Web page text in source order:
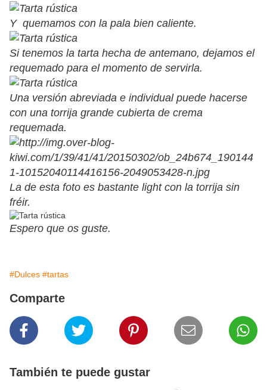
Y quemamos con la pala bien caliente.
Si tenemos la tarta hecha de antemano, dejamos el
requemado para el momento de servirla.
Una versión abreviada e individual puede hacerse
con una torrija grande cubierta de crema
requemada.
La de esta foto es bastante light con la torrija sin
fréir.
Espero que os guste.
#Dulces #tartas
Comparte
También te puede gustar